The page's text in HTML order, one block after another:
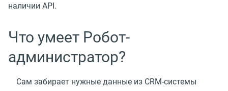
наличии API.
Что умеет Робот-
администратор?
Сам забирает нужные данные из CRM-системы